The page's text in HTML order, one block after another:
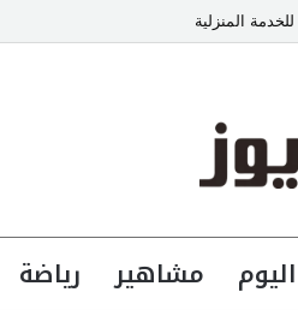
المنزلية
مشاهير رياضة